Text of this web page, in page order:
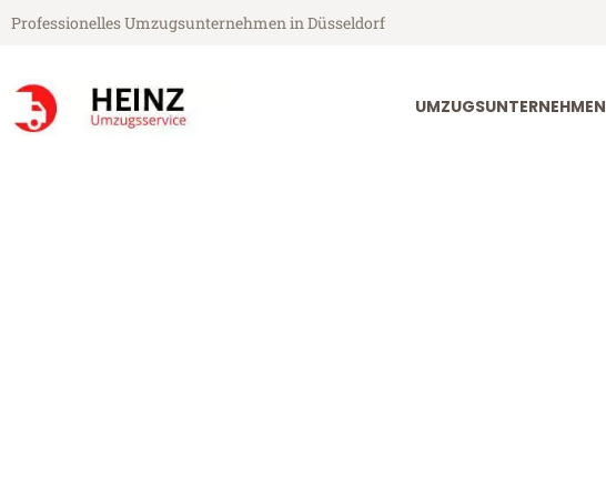
Professionelles Umzugsunternehmen in Düsseldorf
UMZUGSUNTERNEHMEN